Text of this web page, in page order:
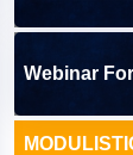
Webinar